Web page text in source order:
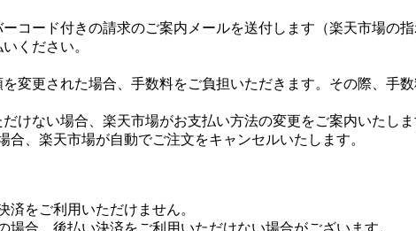
コード付きの請求のご案内メールを送付します（楽天市場の
ください。
変更された場合、手数料をご負担いただきます。その際、手
けない場合、楽天市場がお支払い方法の変更をご案内いたしま
、楽天市場が自動でご注文をキャンセルいたします。
をご利用いただけません。
合、後払い決済をご利用いただけない場合がございます。